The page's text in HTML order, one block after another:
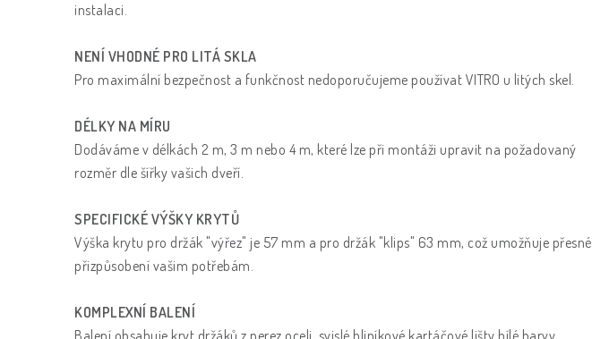
instalaci.
NENÍ VHODNÉ PRO LITÁ SKLA
Pro maximální bezpečnost a funkčnost nedoporučujeme používat VITRO u litých skel.
DÉLKY NA MÍRU
Dodáváme v délkách 2 m, 3 m nebo 4 m, které lze při montáži upravit na požadovaný
rozměr dle šířky vašich dveří.
SPECIFICKÉ VÝŠKY KRYTŮ
Výška krytu pro držák "výřez" je 57 mm a pro držák "klips" 63 mm, což umožňuje přesné
přizpůsobení vašim potřebám.
KOMPLEXNÍ BALENÍ
Balení obsahuje kryt držáků z nerez oceli, svislé hliníkové kartáčové lišty bílé barvy,